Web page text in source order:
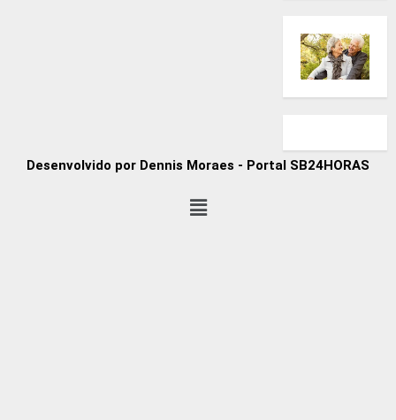
Desenvolvido por Dennis Moraes - Portal SB24HORAS